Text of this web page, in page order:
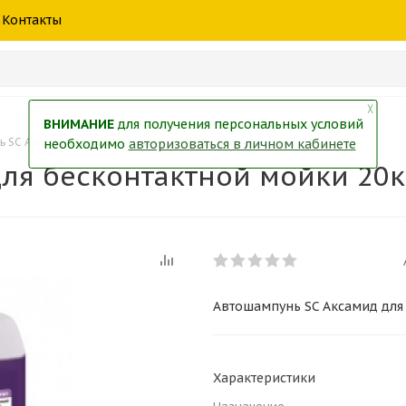
Контакты
SC Аксамид для бесконтактной мойки 20кг
бесконтактной мойки
Автошампунь SC Аксамид
Характеристики
╳
ВНИМАНИЕдля получения персональных условий
необходимо авторизоваться в личном кабинете